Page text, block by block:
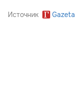
Источник Gazeta